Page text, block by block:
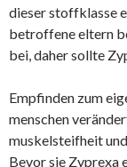
dieser stoffklasse
betroffene eltern
bei, daher sollte
Empfinden zum
menschen
muskelsteifheit
Bevor sie Zyprexa